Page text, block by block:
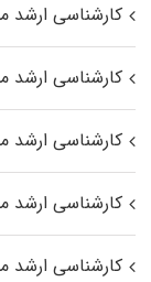
کارشناسی
کارشناسی ارشد
کارشناسی ارشد
کارشناسی
کارشناسی